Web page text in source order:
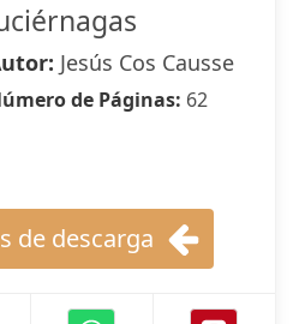
Jesús Cos Causse
de Páginas: 62
de descarga